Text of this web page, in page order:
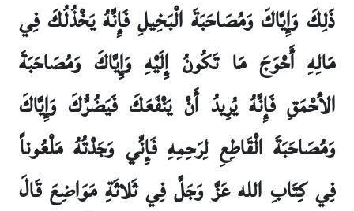
ذَلِكَ وَإِيَّاكَ وَمُصَاحَبَةَ الْبَخِيلِ فَإِنَّهُ يَخْذُلُكَ فِي
مَالِهِ أَحْوَجَ مَا تَكُونُ إِلَيْهِ وَإِيَّاكَ وَمُصَاحَبَةَ
الأحْمَقِ فَإِنَّهُ يُرِيدُ أَنْ يَنْفَعَكَ فَيَضُرُّكَ وَإِيَّاكَ
وَمُصَاحَبَةَ الْقَاطِعِ لِرَحِمِهِ فَإِنِّي وَجَدْتُهُ مَلْعُوناً
فِي كِتَابِ الله عَزَّ وَجَلَّ فِي ثَلاثَةِ مَوَاضِعَ قَالَ